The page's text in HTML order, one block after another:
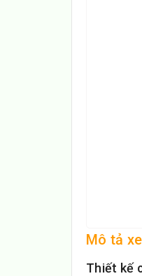
Mô tả
Thiết kế